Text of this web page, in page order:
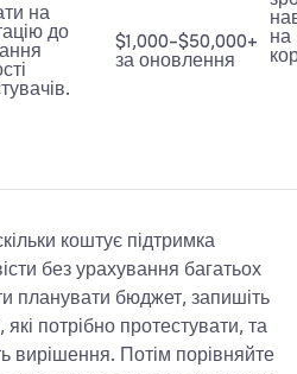
на
до
$1,000-$50,000+
за оновлення
на
коштує підтримка
без урахування багатьох
планувати бюджет, запишіть
потрібно протестувати, та
вирішення. Потім порівняйте